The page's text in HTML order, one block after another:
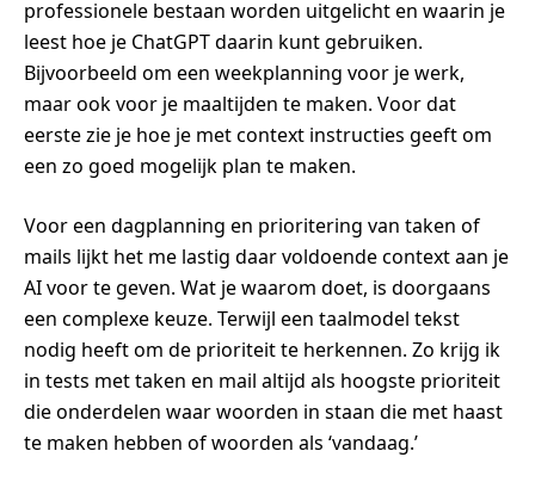
professionele bestaan worden uitgelicht en waarin je
leest hoe je ChatGPT daarin kunt gebruiken.
Bijvoorbeeld om een weekplanning voor je werk,
maar ook voor je maaltijden te maken. Voor dat
eerste zie je hoe je met context instructies geeft om
een zo goed mogelijk plan te maken.
Voor een dagplanning en prioritering van taken of
mails lijkt het me lastig daar voldoende context aan je
AI voor te geven. Wat je waarom doet, is doorgaans
een complexe keuze. Terwijl een taalmodel tekst
nodig heeft om de prioriteit te herkennen. Zo krijg ik
in tests met taken en mail altijd als hoogste prioriteit
die onderdelen waar woorden in staan die met haast
te maken hebben of woorden als ‘vandaag.’